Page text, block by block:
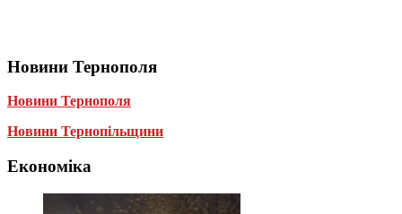
Новини Тернополя
Новини Тернополя
Новини Тернопільщини
Економіка